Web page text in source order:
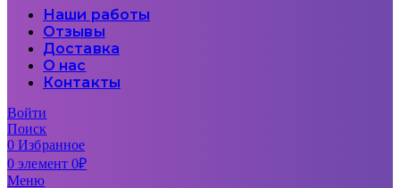
Наши работы
Отзывы
Доставка
О нас
Контакты
Войти
Поиск
0Избранное
0элемент 0₽
Меню